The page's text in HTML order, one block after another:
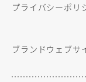
プライバシーポリ
ブランドウェブサ